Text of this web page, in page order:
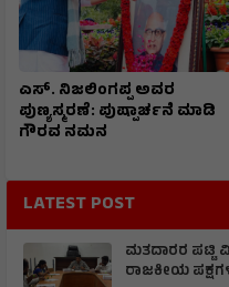
ಎಸ್. ನಿಜಲಿಂಗಪ್ಪ ಅವರ
ಪುಣ್ಯಸ್ಮರಣೆ: ಪುಷ್ಪಾರ್ಚನೆ ಮಾಡಿ
ಗೌರವ ನಮನ​
LATEST POST
ಮತದಾರರ ಪಟ್ಟಿ
ರಾಜಕೀಯ